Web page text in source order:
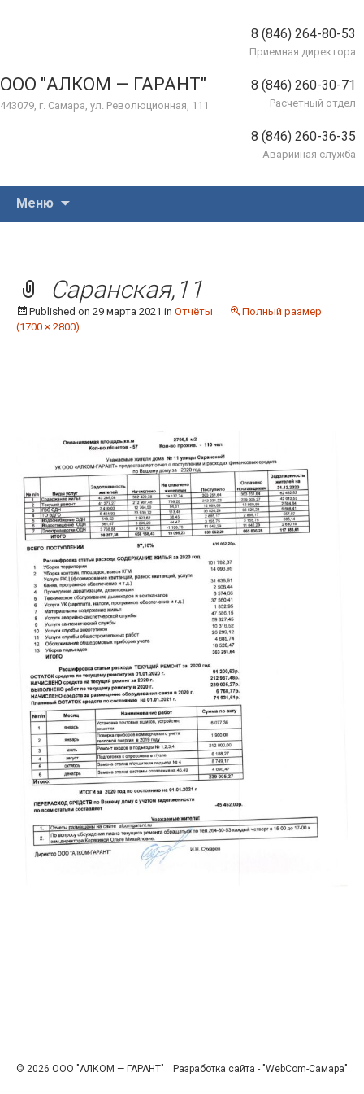
ООО "АЛКОМ — ГАРАНТ"
443079, г. Самара, ул. Революционная, 111
8 (846) 264-80-53
Приемная директора
8 (846) 260-30-71
Расчетный отдел
8 (846) 260-36-35
Аварийная служба
Меню
Саранская,11
Published on 29 марта 2021 in Отчёты
Полный размер
(1700 × 2800)
© 2026 ООО "АЛКОМ — ГАРАНТ" Разработка сайта - "WebCom-Самара"